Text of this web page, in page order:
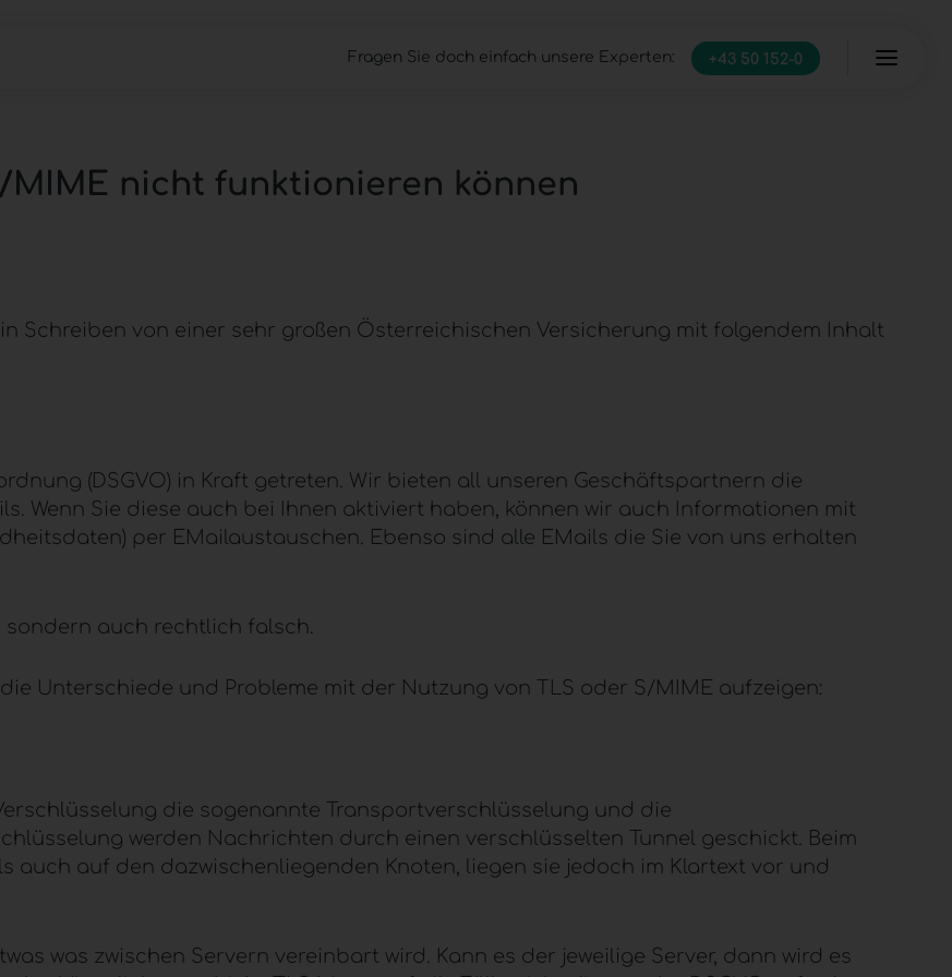
Fragen Sie doch einfach unsere Experten:
+43 50 152-0
MIME nicht funktionieren können
Schreiben von einer sehr großen Österreichischen Versicherung mit folgendem Inhalt
(DSGVO) in Kraft getreten. Wir bieten all unseren Geschäftspartnern die
Wenn Sie diese auch bei Ihnen aktiviert haben, können wir auch Informationen mit
per EMailaustauschen. Ebenso sind alle EMails die Sie von uns erhalten
auch rechtlich falsch.
Unterschiede und Probleme mit der Nutzung von TLS oder S/ MIME aufzeigen:
die sogenannte Transportverschlüsselung und die
werden Nachrichten durch einen verschlüsselten Tunnel geschickt. Beim
auch auf den dazwischenliegenden Knoten, liegen sie jedoch im Klartext vor und
was zwischen Servern vereinbart wird. Kann es der jeweilige Server, dann wird es